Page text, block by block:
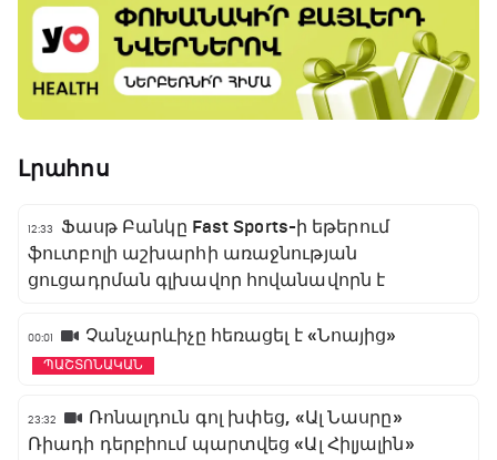
Լրահոս
12:33
Ֆասթ Բանկը Fast Sports-ի եթերում
ֆուտբոլի աշխարհի առաջնության
ցուցադրման գլխավոր հովանավորն է
00:01 Չանչարևիչը հեռացել է «Նոայից»
ՊԱՇՏՈՆԱԿԱՆ
23:32
Ռոնալդուն գոլ խփեց, «Ալ Նասրը»
Ռիադի դերբիում պարտվեց «Ալ Հիլյալին»